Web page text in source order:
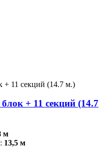
+ 11 секций (14.7
м
13,5 м